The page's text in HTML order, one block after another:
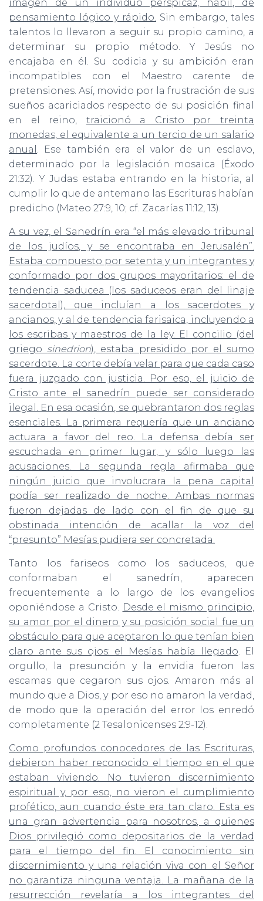
imagen de un individuo perspicaz, hábil, de
pensamiento lógico y rápido. Sin embargo, tales
talentos lo llevaron a seguir su propio camino, a
determinar su propio método. Y Jesús no
encajaba en él. Su codicia y su ambición eran
incompatibles con el Maestro carente de
pretensiones. Así, movido por la frustración de sus
sueños acariciados respecto de su posición final
en el reino, traicionó a Cristo por treinta
monedas, el equivalente a un tercio de un salario
anual . Ese también era el valor de un esclavo,
determinado por la legislación mosaica (Éxodo
21:32). Y Judas estaba entrando en la historia, al
cumplir lo que de antemano las Escrituras habían
predicho (Mateo 27:9, 10; cf. Zacarías 11:12, 13).
A su vez, el Sanedrín era “el más elevado tribunal
de los judíos, y se encontraba en Jerusalén”.
Estaba compuesto por setenta y un integrantes y
conformado por dos grupos mayoritarios: el de
tendencia saducea (los saduceos eran del linaje
sacerdotal), que incluían a los sacerdotes y
ancianos, y al de tendencia farisaica, incluyendo a
los escribas y maestros de la ley. El concilio (del
griego sinedrion), estaba presidido por el sumo
sacerdote. La corte debía velar para que cada caso
fuera juzgado con justicia. Por eso, el juicio de
Cristo ante el sanedrín puede ser considerado
ilegal. En esa ocasión, se quebrantaron dos reglas
esenciales. La primera requería que un anciano
actuara a favor del reo. La defensa debía ser
escuchada en primer lugar, y sólo luego las
acusaciones. La segunda regla afirmaba que
ningún juicio que involucrara la pena capital
podía ser realizado de noche. Ambas normas
fueron dejadas de lado con el fin de que su
obstinada intención de acallar la voz del
“presunto” Mesías pudiera ser concretada.
Tanto los fariseos como los saduceos, que
conformaban el sanedrín, aparecen
frecuentemente a lo largo de los evangelios
oponiéndose a Cristo. Desde el mismo principio,
su amor por el dinero y su posición social fue un
obstáculo para que aceptaron lo que tenían bien
claro ante sus ojos: el Mesías había llegado. El
orgullo, la presunción y la envidia fueron las
escamas que cegaron sus ojos. Amaron más al
mundo que a Dios, y por eso no amaron la verdad,
de modo que la operación del error los enredó
completamente (2 Tesalonicenses 2:9-12).
Como profundos conocedores de las Escrituras,
debieron haber reconocido el tiempo en el que
estaban viviendo. No tuvieron discernimiento
espiritual y, por eso, no vieron el cumplimiento
profético, aun cuando éste era tan claro. Esta es
una gran advertencia para nosotros, a quienes
Dios privilegió como depositarios de la verdad
para el tiempo del fin. El conocimiento sin
discernimiento y una relación viva con el Señor
no garantiza ninguna ventaja. La mañana de la
resurrección revelaría a los integrantes del